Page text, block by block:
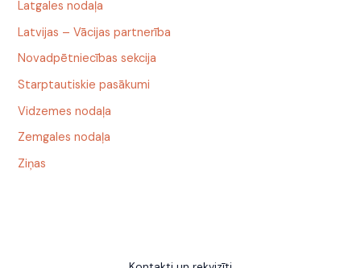
Latgales nodaļa
Latvijas – Vācijas partnerība
Novadpētniecības sekcija
Starptautiskie pasākumi
Vidzemes nodaļa
Zemgales nodaļa
Ziņas